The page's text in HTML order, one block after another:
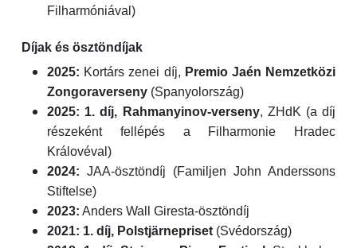
Filharmóniával)
Díjak és ösztöndíjak
2025: Kortárs zenei díj, Premio Jaén Nemzetközi
Zongoraverseny (Spanyolország)
2025: 1. díj, Rahmanyinov-verseny, ZHdK (a díj
részeként fellépés a Filharmonie Hradec
Královéval)
2024: JAA-ösztöndíj (Familjen John Anderssons
Stiftelse)
2023: Anders Wall Giresta-ösztöndíj
2021: 1. díj, Polstjärnepriset (Svédország)